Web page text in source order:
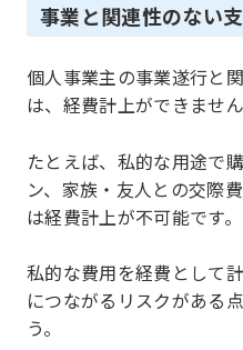
事業と関連性のない
個人事業主の事業遂行と
は、経費計上ができません
たとえば、私的な用途で
ン、家族・友人との交際
は経費計上が不可能です。
私的な費用を経費として
につながるリスクがある
う。